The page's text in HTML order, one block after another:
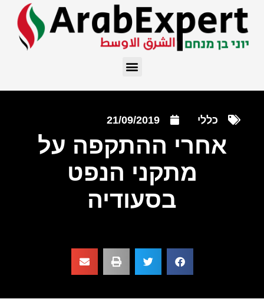
כללי 21/09/2019
אחרי ההתקפה על
מתקני הנפט
בסעודיה